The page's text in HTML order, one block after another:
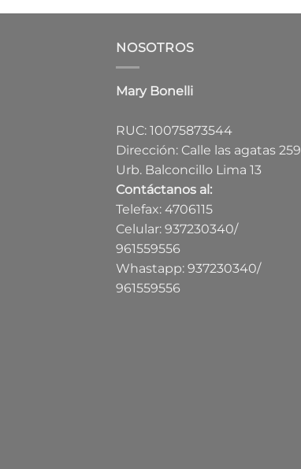
NOSOTROS
Mary Bonelli
RUC: 10075873544
Dirección: Calle las agatas 259
Urb. Balconcillo Lima 13
Contáctanos al:
Telefax: 4706115
Celular: 937230340/
961559556
Whastapp: 937230340/
961559556